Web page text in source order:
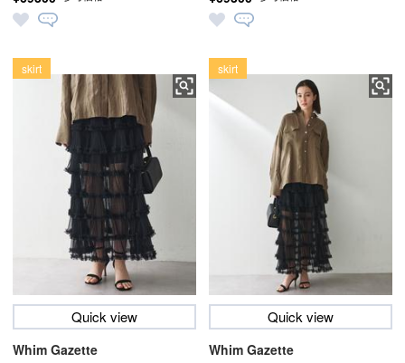
Quick view
Whim Gazette
skirt
Quick view
Whim Gazette
skirt